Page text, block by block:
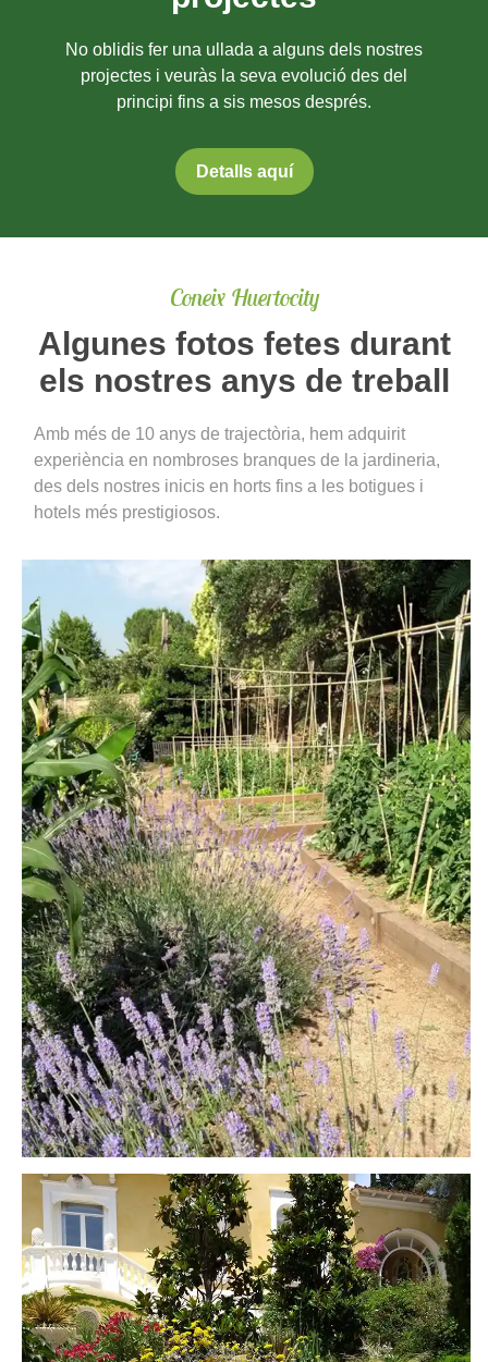
No oblidis fer una ullada a alguns dels nostres
projectes i veuràs la seva evolució des del
principi fins a sis mesos després.
Detalls aquí
Coneix Huertocity
Algunes fotos fetes durant
els nostres anys de treball
Amb més de 10 anys de trajectòria, hem adquirit
experiència en nombroses branques de la jardineria,
des dels nostres inicis en horts fins a les botigues i
hotels més prestigiosos.